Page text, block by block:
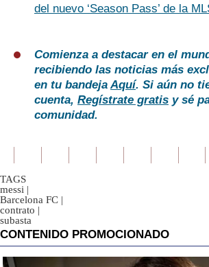
del nuevo ‘Season Pass’ de la
Comienza a destacar en el
recibiendo las noticias más
en tu bandejaAquí. Si aún no
cuenta, Regístrate gratis y sé
comunidad.
TAGS
messi |
Barcelona FC |
contrato |
subasta